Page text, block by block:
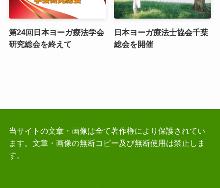
第24回日本ヨーガ療法学会
研究総会を終えて
日本ヨーガ療法士協会千葉
総会を開催
当サイトの文章・画像は全て著作権により保護されてい
ます。文章・画像の無断コピー及び無断使用は禁止しま
す。